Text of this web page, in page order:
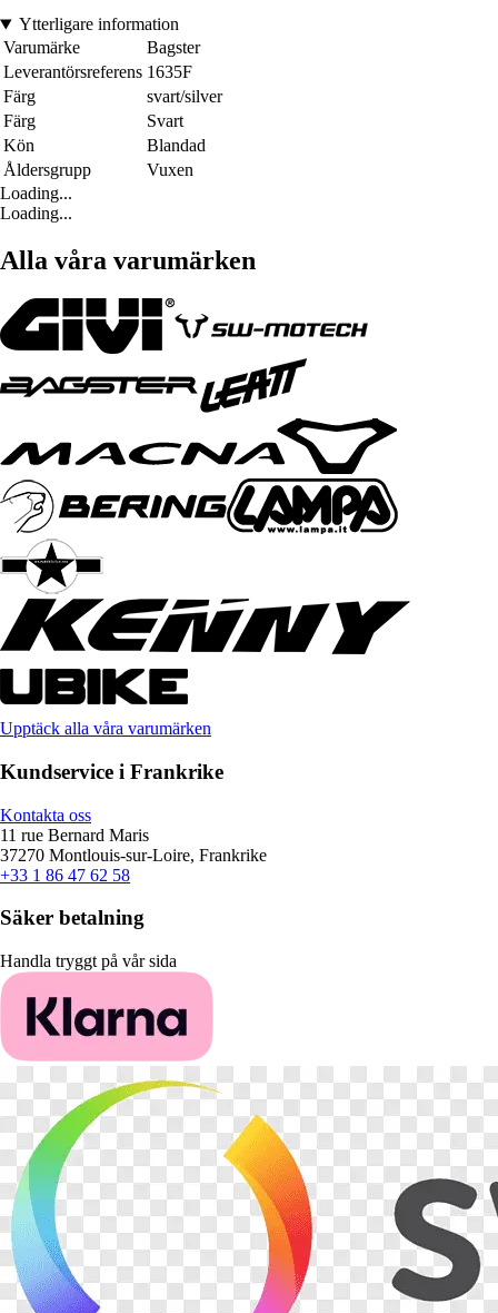
Ytterligare information
Varumärke
Bagster
Leverantörsreferens 1635F
Färg
svart/silver
Färg
Svart
Kön
Blandad
Åldersgrupp
Vuxen
Loading...
Loading...
Alla våra varumärken
Upptäck alla våra varumärken
Kundservice i Frankrike
Kontakta oss
11 rue Bernard Maris
37270 Montlouis-sur-Loire, Frankrike
+33 1 86 47 62 58
Säker betalning
Handla tryggt på vår sida